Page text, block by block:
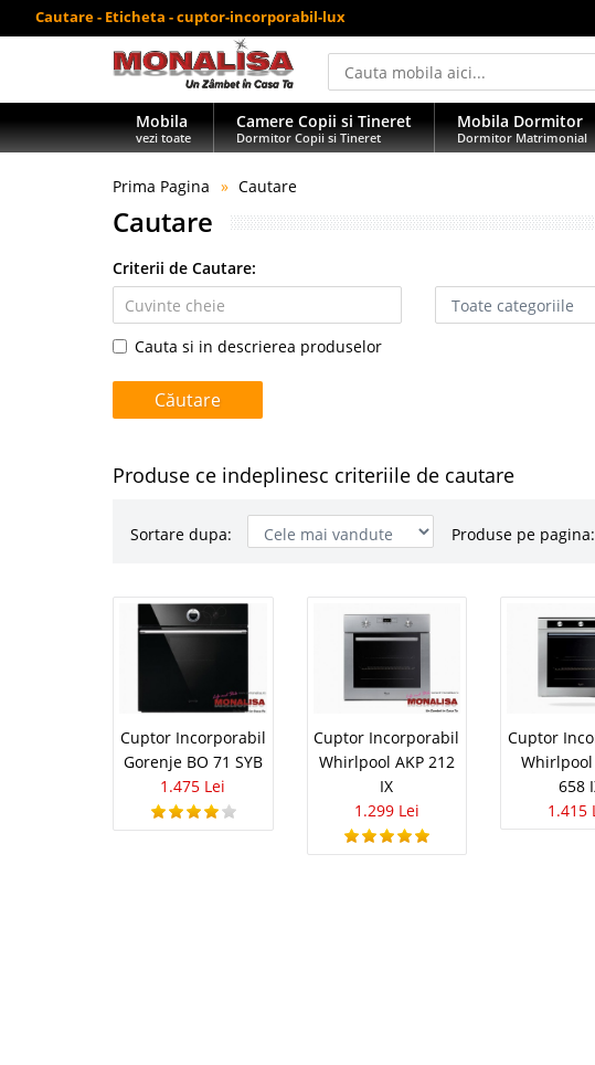
Cautare - Eticheta - cuptor-incorporabil-lux
Mobila
vezi toate
Camere Copii si Tineret
Dormitor Copii si Tineret
Mobila Dormitor
Dormitor Matrimonial
Prima Pagina Cautare
Cautare
Criterii de Cautare:
Cauta si in descrierea produselor
Produse ce indeplinesc criteriile de cautare
Sortare dupa: Produse pe pagina:
Cuptor
SYB
Cuptor Cuptor multi-functional - 65 l
Aragaz/Data/design: Forma cuptor
control din sticla Butoane ergonomice
Cuptor
Cuptor Incorporabil
Gorenje BO 71 SYB
1.475 Lei
Cuptor Incorporabil
Whirlpool AKP 212
IX
1.299 Lei
Cuptor
Whirlpool
658
1.415